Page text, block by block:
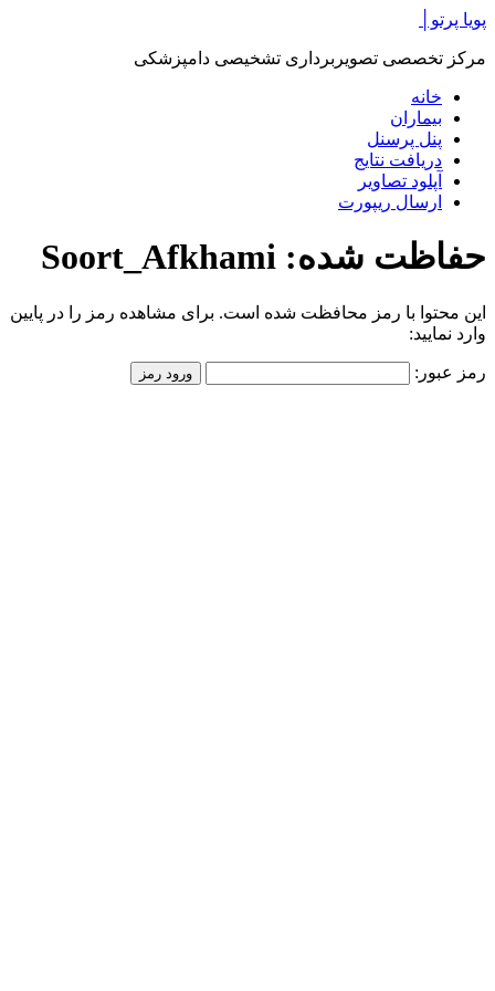
پرش
محتوا
پویا پرتو│
مرکز تخصصی تصویربرداری تشخیصی دامپزشکی
خانه
بیماران
پنل پرسنل
دریافت نتایج
آپلود تصاویر
ارسال ریپورت
حفاظت شده: Soort_Afkhami
این محتوا با رمز محافظت شده است. برای مشاهده رمز را در پایین
وارد نمایید:
رمز عبور: